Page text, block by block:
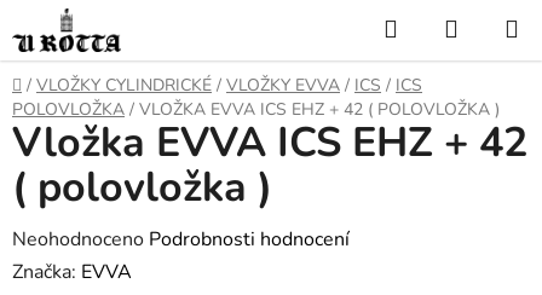
na
obsah
Hledat
KOŠÍK
DOMŮ
/ VLOŽKY CYLINDRICKÉ / VLOŽKY EVVA / ICS / ICS
POLOVLOŽKA / VLOŽKA EVVA ICS EHZ + 42 ( POLOVLOŽKA )
Vložka EVVA ICS EHZ + 42
( polovložka )
Průměrné
hodnocení
Neohodnoceno Podrobnosti hodnocení
Značka: EVVA